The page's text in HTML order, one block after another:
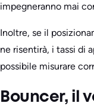
impegneranno mai
Inoltre, se il
ne risentirà, i tassi di
possibile misurare
Bouncer, il